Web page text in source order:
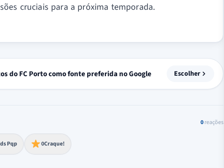
cruciais para a próxima temporada.
do FC Porto como fonte preferida no Google Escolher
0reações
Pqp
extremo 0Craque!